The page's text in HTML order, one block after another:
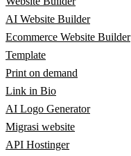
AI Website Builder
Ecommerce Website Builder
Template
Print on demand
Link in Bio
AI Logo Generator
Migrasi website
API Hostinger